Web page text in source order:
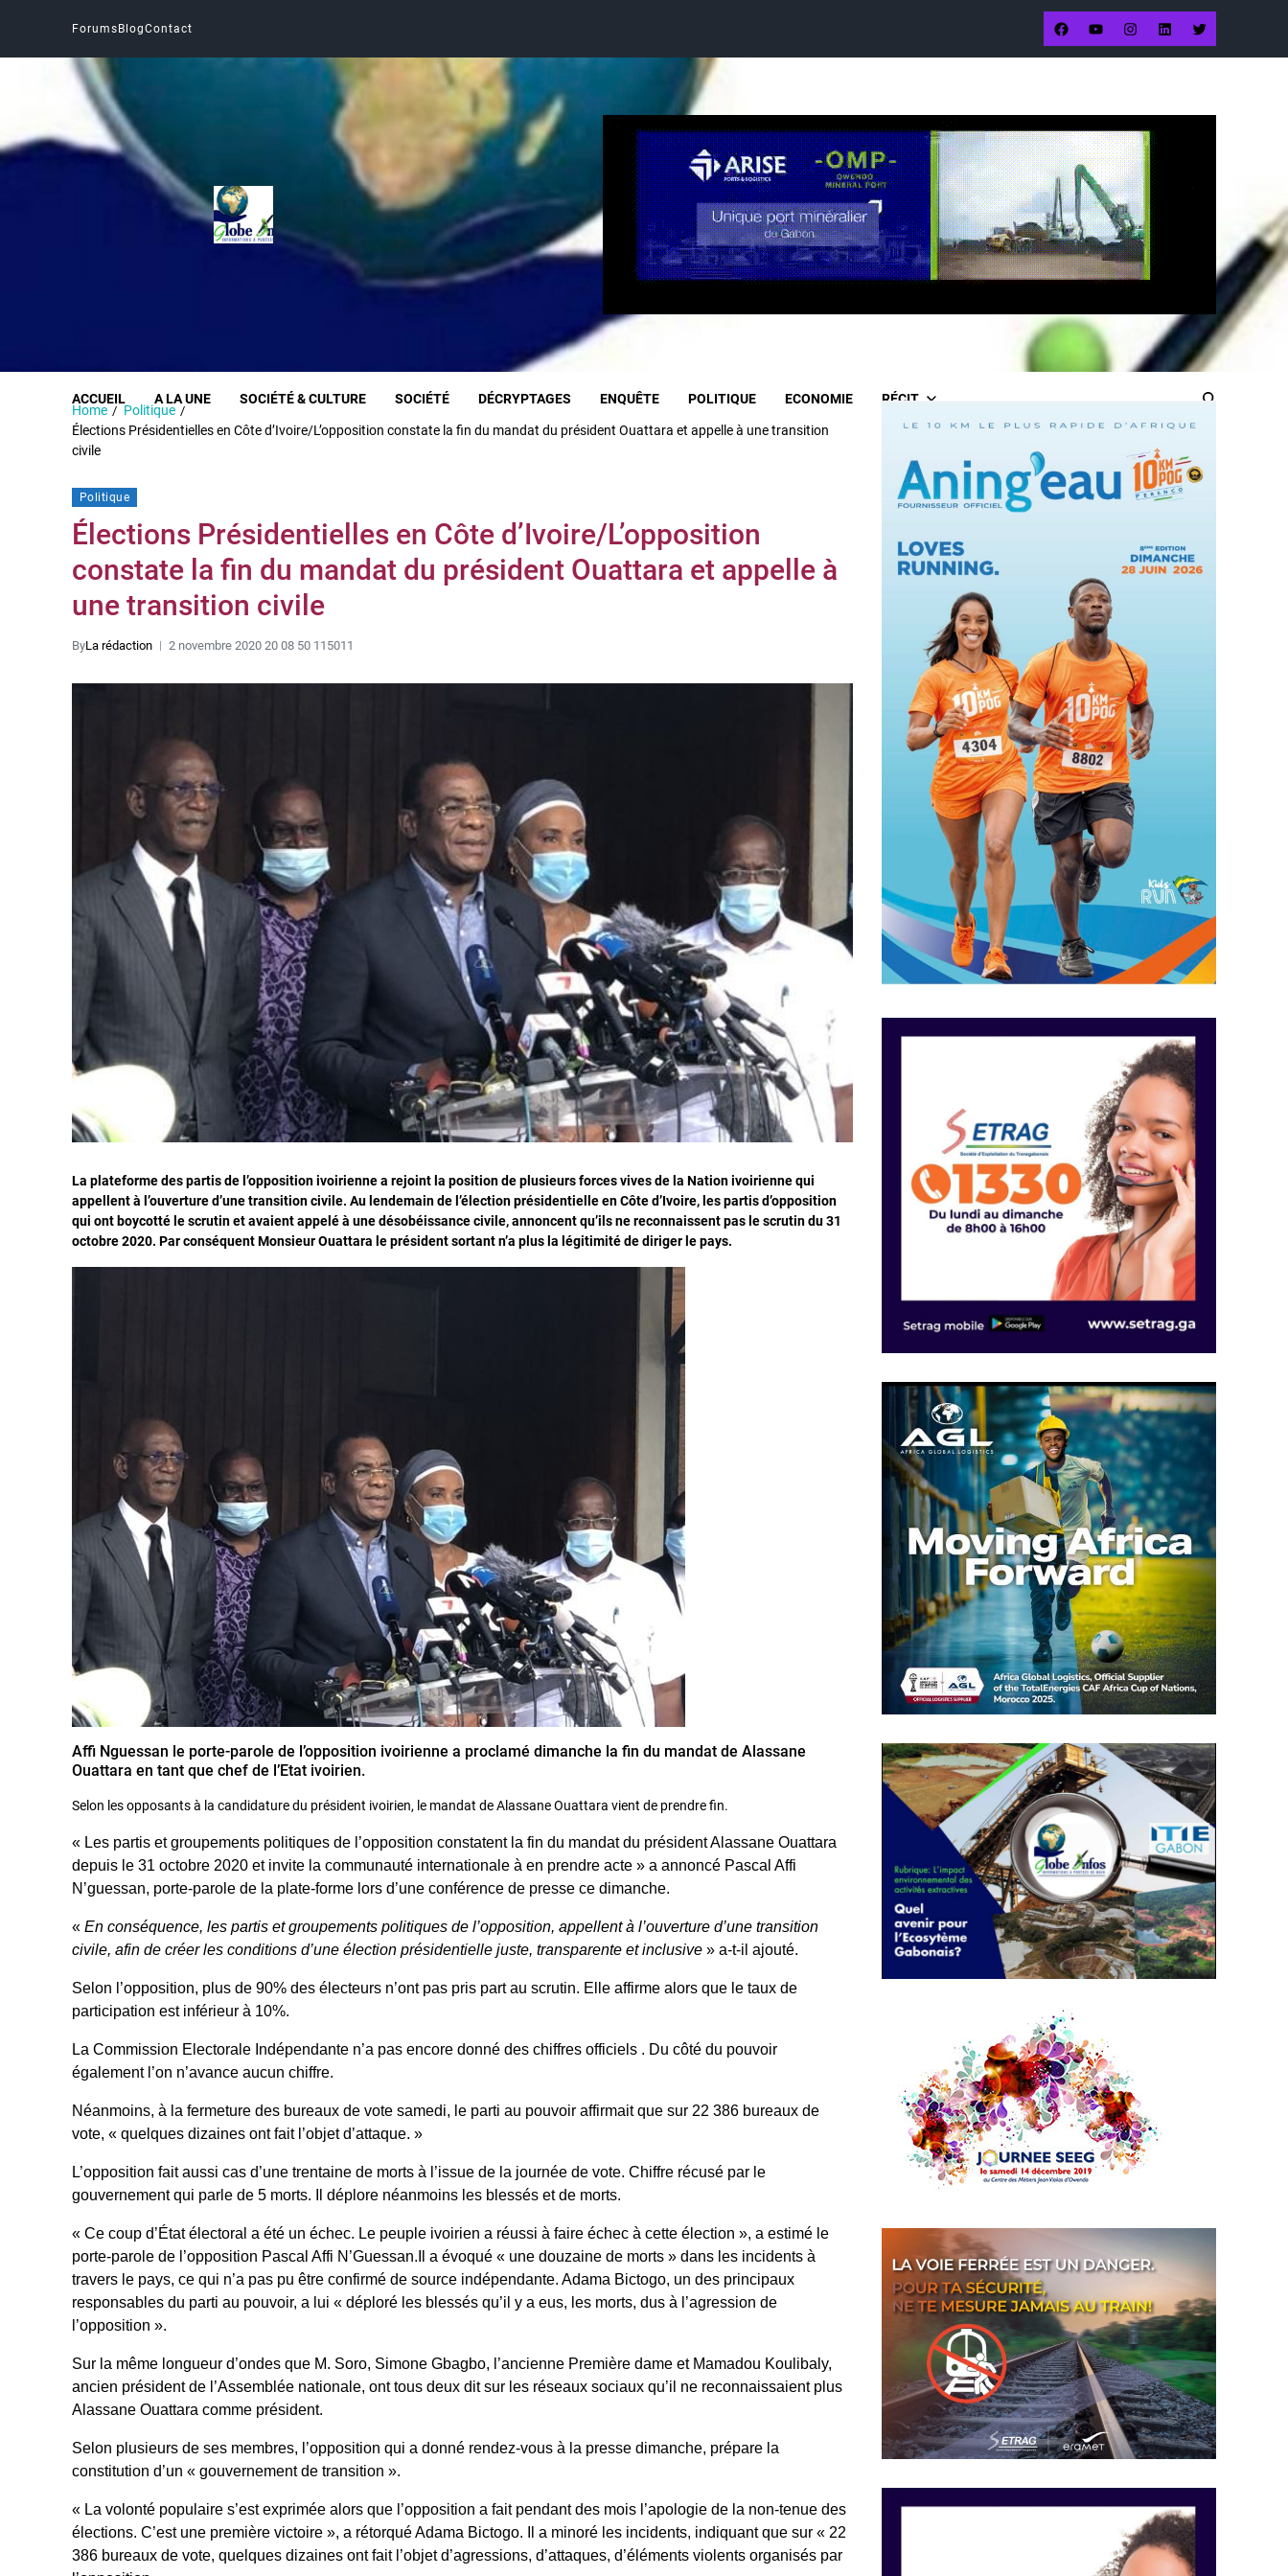
Forums BlogContact
ACCUEIL A LA UNE SOCIÉTÉ & CULTURE SOCIÉTÉ DÉCRYPTAGES ENQUÊTE POLITIQUE ECONOMIE RÉCIT
Home
Politique
Élections Présidentielles en Côte d’Ivoire/L’opposition constate la fin du mandat du président Ouattara et appelle à une transition
civile
Politique
Élections Présidentielles en Côte d’Ivoire/L’opposition
constate la fin du mandat du président Ouattara et appelle à
une transition civile
ByLa rédaction 2 novembre 2020 20 08 50 115011
La plateforme des partis de l’opposition ivoirienne a rejoint la position de plusieurs forces vives de la Nation ivoirienne qui
appellent à l’ouverture d’une transition civile. Au lendemain de l’élection présidentielle en Côte d’Ivoire, les partis d’opposition
qui ont boycotté le scrutin et avaient appelé à une désobéissance civile, annoncent qu’ils ne reconnaissent pas le scrutin du 31
octobre 2020. Par conséquent Monsieur Ouattara le président sortant n’a plus la légitimité de diriger le pays.
Affi Nguessan le porte-parole de l’opposition ivoirienne a proclamé dimanche la fin du mandat de Alassane
Ouattara en tant que chef de l’Etat ivoirien.
Selon les opposants à la candidature du président ivoirien, le mandat de Alassane Ouattara vient de prendre fin.
« Les partis et groupements politiques de l’opposition constatent la fin du mandat du président Alassane Ouattara
depuis le 31 octobre 2020 et invite la communauté internationale à en prendre acte » a annoncé Pascal Affi
N’guessan, porte-parole de la plate-forme lors d’une conférence de presse ce dimanche.
« En conséquence, les partis et groupements politiques de l’opposition, appellent à l’ouverture d’une transition
civile, afin de créer les conditions d’une élection présidentielle juste, transparente et inclusive » a-t-il ajouté.
Selon l’opposition, plus de 90% des électeurs n’ont pas pris part au scrutin. Elle affirme alors que le taux de
participation est inférieur à 10%.
La Commission Electorale Indépendante n’a pas encore donné des chiffres officiels . Du côté du pouvoir
également l’on n’avance aucun chiffre.
Néanmoins, à la fermeture des bureaux de vote samedi, le parti au pouvoir affirmait que sur 22 386 bureaux de
vote, « quelques dizaines ont fait l’objet d’attaque. »
L’opposition fait aussi cas d’une trentaine de morts à l’issue de la journée de vote. Chiffre récusé par le
gouvernement qui parle de 5 morts. Il déplore néanmoins les blessés et de morts.
« Ce coup d’État électoral a été un échec. Le peuple ivoirien a réussi à faire échec à cette élection », a estimé le
porte-parole de l’opposition Pascal Affi N’Guessan.Il a évoqué « une douzaine de morts » dans les incidents à
travers le pays, ce qui n’a pas pu être confirmé de source indépendante. Adama Bictogo, un des principaux
responsables du parti au pouvoir, a lui « déploré les blessés qu’il y a eus, les morts, dus à l’agression de
l’opposition ».
Sur la même longueur d’ondes que M. Soro, Simone Gbagbo, l’ancienne Première dame et Mamadou Koulibaly,
ancien président de l’Assemblée nationale, ont tous deux dit sur les réseaux sociaux qu’il ne reconnaissaient plus
Alassane Ouattara comme président.
Selon plusieurs de ses membres, l’opposition qui a donné rendez-vous à la presse dimanche, prépare la
constitution d’un « gouvernement de transition ».
« La volonté populaire s’est exprimée alors que l’opposition a fait pendant des mois l’apologie de la non-tenue des
élections. C’est une première victoire », a rétorqué Adama Bictogo. Il a minoré les incidents, indiquant que sur « 22
386 bureaux de vote, quelques dizaines ont fait l’objet d’agressions, d’attaques, d’éléments violents organisés par